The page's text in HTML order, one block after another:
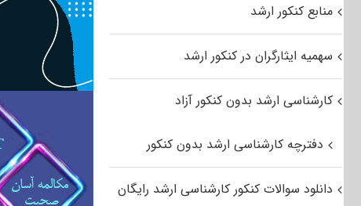
منابع کنکور ارشد
سهمیه ایثارگران در کنکور ارشد
کارشناسی ارشد بدون کنکور آزاد
دفترچه کارشناسی ارشد بدون کنکور
دانلود سوالات کنکور کارشناسی ارشد رایگان